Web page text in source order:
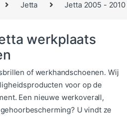
Jetta Jetta 2005 - 2010
werkplaats
of werkhandschoenen. Wij
voor op de
Een nieuwe werkoverall,
U vindt ze